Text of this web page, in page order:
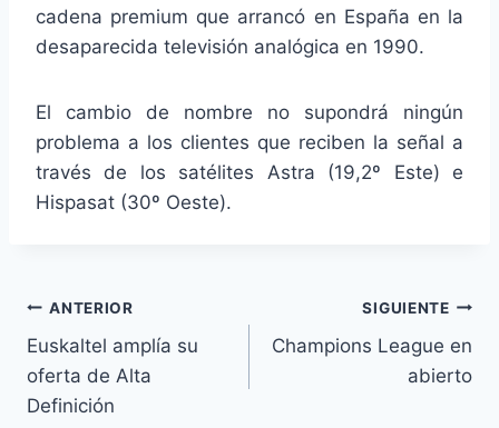
cadena premium que arrancó en España en la
desaparecida televisión analógica en 1990.
El cambio de nombre no supondrá ningún
problema a los clientes que reciben la señal a
través de los satélites Astra (19,2º Este) e
Hispasat (30º Oeste).
Navegación
de
entradas
ANTERIOR
Euskaltel amplía su
oferta de Alta
Definición
SIGUIENTE
Champions League en
abierto